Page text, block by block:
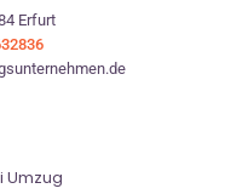
Erfurt
Umzug